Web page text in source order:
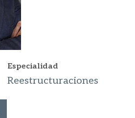
Especialidad
Reestructuraciones